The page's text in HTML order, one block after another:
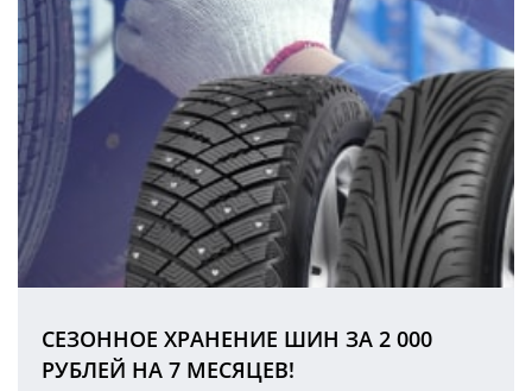
СЕЗОННОЕ ХРАНЕНИЕ ШИН ЗА 2 000
РУБЛЕЙ НА 7 МЕСЯЦЕВ!